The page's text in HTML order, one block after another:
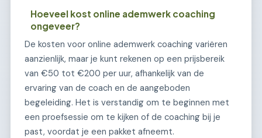
Hoeveel kost online ademwerk coaching
ongeveer?
De kosten voor online ademwerk coaching variëren
aanzienlijk, maar je kunt rekenen op een prijsbereik
van €50 tot €200 per uur, afhankelijk van de
ervaring van de coach en de aangeboden
begeleiding. Het is verstandig om te beginnen met
een proefsessie om te kijken of de coaching bij je
past, voordat je een pakket afneemt.